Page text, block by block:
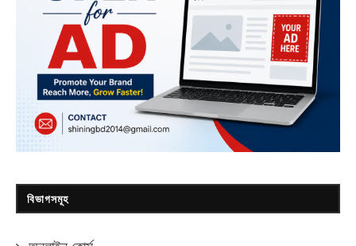
বিভাগসমূহ